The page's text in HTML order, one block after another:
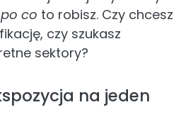
po co to robisz. Czy chcesz
czy szukasz
sektory?
na jeden